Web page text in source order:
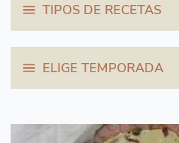
TIPOS DE RECETAS
ELIGE TEMPORADA